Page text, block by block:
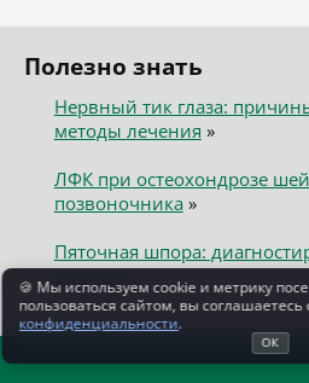
Полезно знать
Нервный тик глаза:
методы лечения »
ЛФК при остеохондрозе
позвоночника»
Пяточная шпора:
лечения»
🍪 Мы используем cookie и метрику
пользоваться сайтом, вы соглашаетесь
конфиденциальности.
ОК